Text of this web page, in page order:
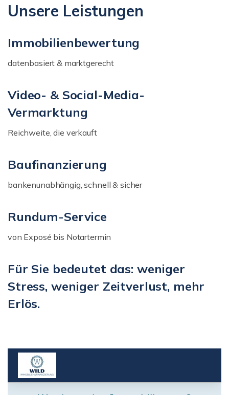
Unsere Leistungen
Immobilienbewertung
datenbasiert & marktgerecht
Video- & Social-Media-
Vermarktung
Reichweite, die verkauft
Baufinanzierung
bankenunabhängig, schnell & sicher
Rundum-Service
von Exposé bis Notartermin
Für Sie bedeutet das: weniger
Stress, weniger Zeitverlust, mehr
Erlös.